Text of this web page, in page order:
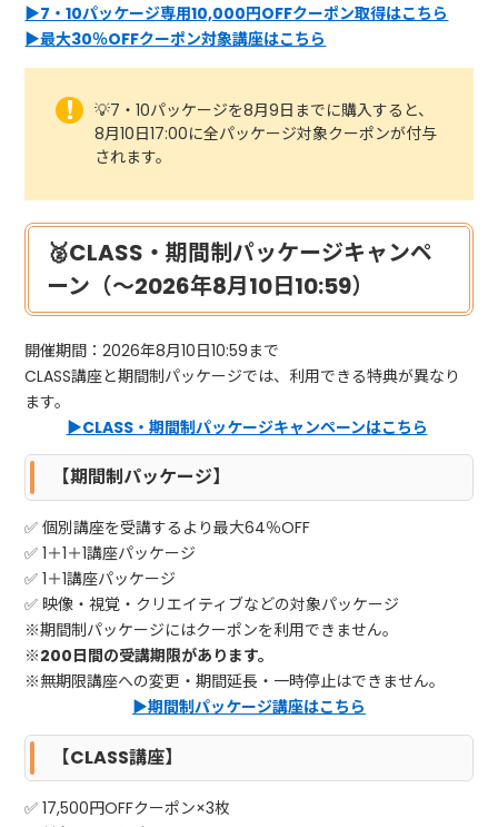
▶7・10パッケージ専用10,000円OFFクーポン取得はこちら
▶最大30％OFFクーポン対象講座はこちら
💡7・10パッケージを8月9日までに購入すると、
8月10日17:00に全パッケージ対象クーポンが付与
されます。
🥈CLASS・期間制パッケージキャンペ
ーン（～2026年8月10日10:59）
開催期間：2026年8月10日10:59まで
CLASS講座と期間制パッケージでは、利用できる特典が異なり
ます。
▶CLASS・期間制パッケージキャンペーンはこちら
【期間制パッケージ】
✅ 個別講座を受講するより最大64％OFF
✅ 1＋1＋1講座パッケージ
✅ 1＋1講座パッケージ
✅ 映像・視覚・クリエイティブなどの対象パッケージ
※期間制パッケージにはクーポンを利用できません。
※200日間の受講期限があります。
※無期限講座への変更・期間延長・一時停止はできません。
▶期間制パッケージ講座はこちら
【CLASS講座】
✅ 17,500円OFFクーポン×3枚